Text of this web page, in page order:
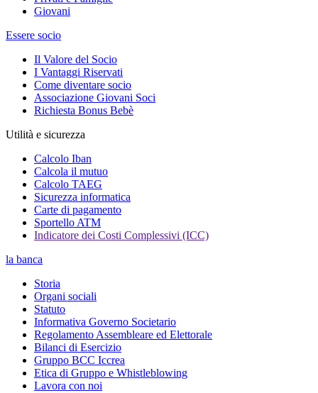
Giovani
Essere socio
Il Valore del Socio
I Vantaggi Riservati
Come diventare socio
Associazione Giovani Soci
Richiesta Bonus Bebè
Utilità e sicurezza
Calcolo Iban
Calcola il mutuo
Calcolo TAEG
Sicurezza informatica
Carte di pagamento
Sportello ATM
Indicatore dei Costi Complessivi (ICC)
la banca
Storia
Organi sociali
Statuto
Informativa Governo Societario
Regolamento Assembleare ed Elettorale
Bilanci di Esercizio
Gruppo BCC Iccrea
Etica di Gruppo e Whistleblowing
Lavora con noi